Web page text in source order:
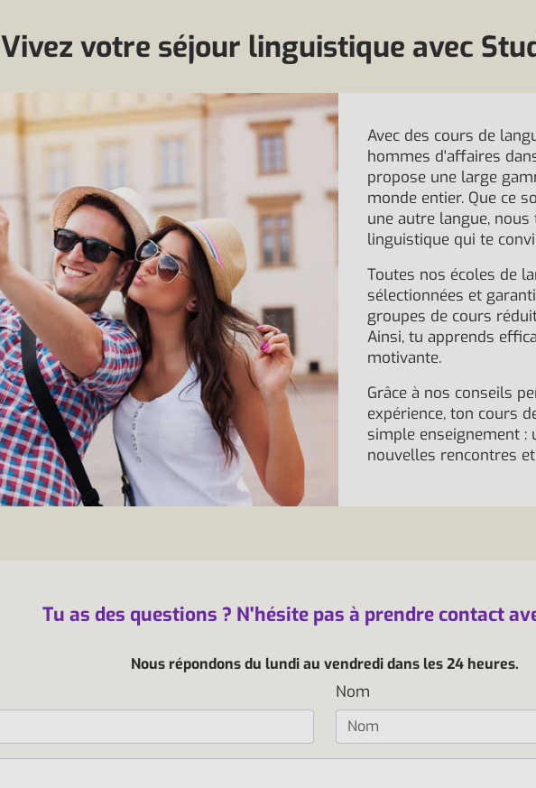
Vivez votre séjour linguistique avec
Avec des cours de
hommes d'affaires
propose une large
monde entier. Que ce
une autre langue,
linguistique qui te
Toutes nos écoles de
sélectionnées et
groupes de cours
Ainsi, tu apprends
motivante.
Grâce à nos conseils
expérience, ton cours
simple enseignement :
nouvelles rencontres
Tu as des questions ? N'hésite pas à prendre contact
Nous répondons du lundi au vendredi dans les 24 heures.
Nom